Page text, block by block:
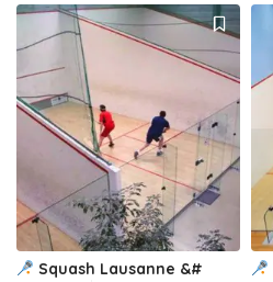
Squash Lausanne &#